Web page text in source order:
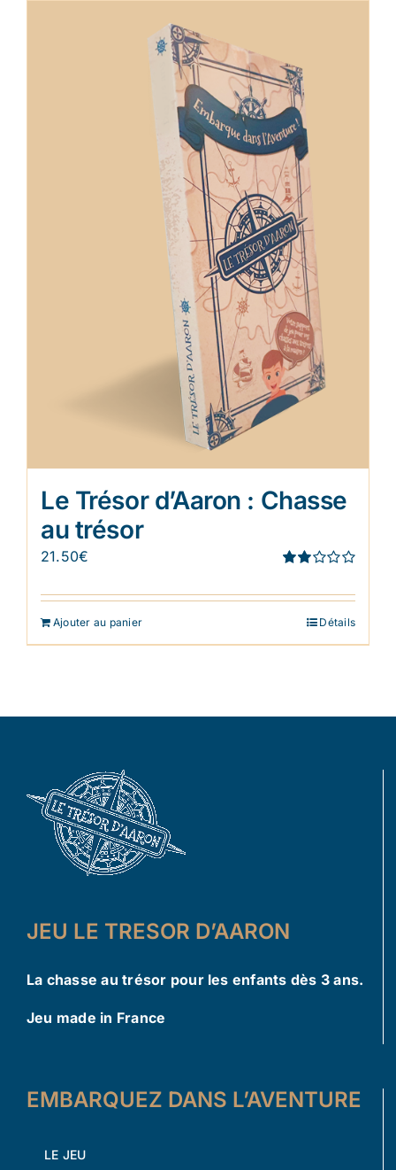
Le Trésor d’Aaron : Chasse
au trésor
1.91
21.50€
Ajouter au panier Détails
JEU LE TRESOR D’AARON
La chasse au trésor pour les enfants dès 3 ans.
Jeu made in France
EMBARQUEZ DANS L’AVENTURE
LE JEU